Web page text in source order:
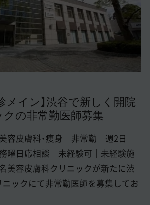
インタビュー
お役立ち記事
様・その他問い合わせ
メイン】渋谷で新しく開院
の非常勤医師募集
容皮膚科・痩身｜非常勤｜週2日｜
曜日応相談｜未経験可｜未経験施
美容皮膚科クリニックが新たに渋
ックにて非常勤医師を募集してお